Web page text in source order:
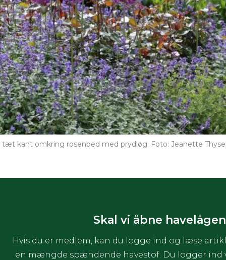
tæt kant omkring rosenbed med prydløg. Foto: Jeanette
Skal vi åbne
Hvis du er medlem, kan du logge ind og læse
en mængde spændende havestof. Du logger ind